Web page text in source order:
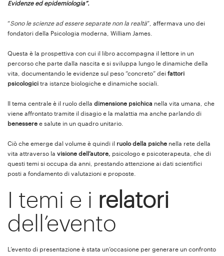
Evidenze ed epidemiologia”.
“Sono le scienze ad essere separate non la realtà”, affermava uno dei
fondatori della Psicologia moderna, William James.
Questa è la prospettiva con cui il libro accompagna il lettore in un
percorso che parte dalla nascita e si sviluppa lungo le dinamiche della
vita, documentando le evidenze sul peso “concreto” dei fattori
psicologici tra istanze biologiche e dinamiche sociali.
Il tema centrale è il ruolo della dimensione psichica nella vita umana, che
viene affrontato tramite il disagio e la malattia ma anche parlando di
benessere e salute in un quadro unitario.
Ciò che emerge dal volume è quindi il ruolo della psiche nella rete della
vita attraverso la visione dell’autore, psicologo e psicoterapeuta, che di
questi temi si occupa da anni, prestando attenzione ai dati scientifici
posti a fondamento di valutazioni e proposte.
I temi e i relatori
dell’evento
L’evento di presentazione è stata un’occasione per generare un confronto